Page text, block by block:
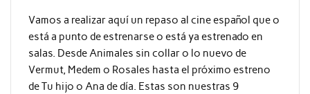
Vamos a realizar aquí un repaso al cine español que o
está a punto de estrenarse o está ya estrenado en
salas. Desde Animales sin collar o lo nuevo de
Vermut, Medem o Rosales hasta el próximo estreno
de Tu hijo o Ana de día. Estas son nuestras 9